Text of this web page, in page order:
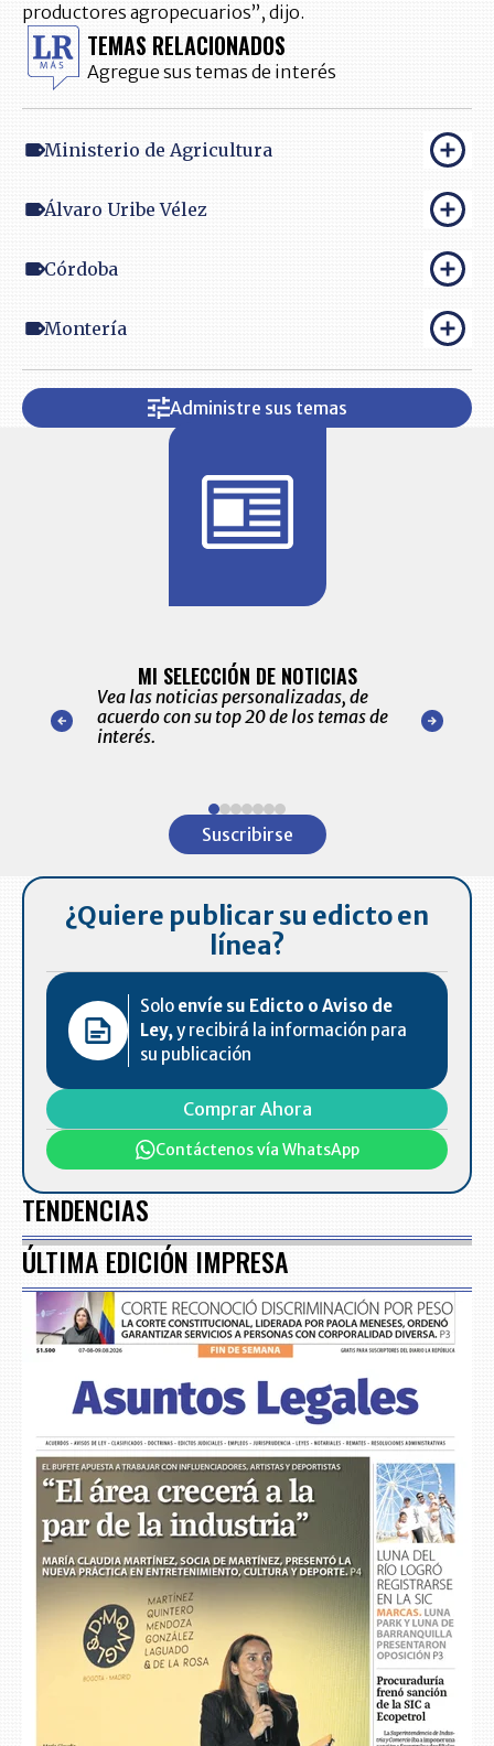
productores agropecuarios”, dijo.
TEMAS RELACIONADOS
Agregue sus temas de interés
Ministerio de Agricultura
Álvaro Uribe Vélez
Córdoba
Montería
Administre sus temas
nuestro
para
MI SELECCIÓN DE NOTICIAS
Vea las noticias personalizadas, de
acuerdo con su top 20 de los temas de
interés.
de las
Suscribirse
¿Quiere publicar su edicto en
línea?
Solo envíe su Edicto o Aviso de
Ley,y recibirá la información para
su publicación
Comprar Ahora
Contáctenos vía WhatsApp
TENDENCIAS
ÚLTIMA EDICIÓN IMPRESA